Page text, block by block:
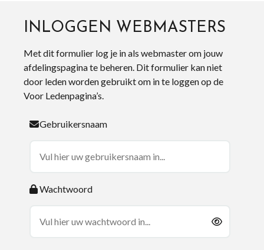
INLOGGEN WEBMASTERS
Met dit formulier log je in als webmaster om jouw
afdelingspagina te beheren. Dit formulier kan niet
door leden worden gebruikt om in te loggen op de
Voor Ledenpagina’s.
Gebruikersnaam
Wachtwoord